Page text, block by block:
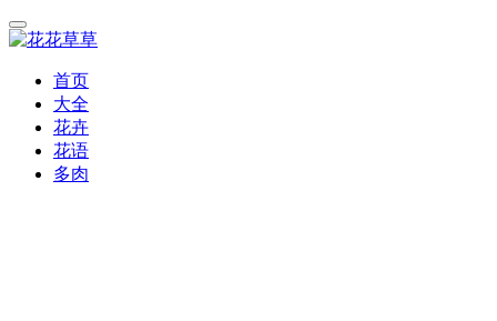
首页
大全
花卉
花语
多肉